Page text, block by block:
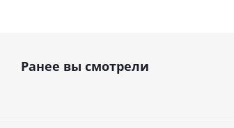
Ранее вы смотрели